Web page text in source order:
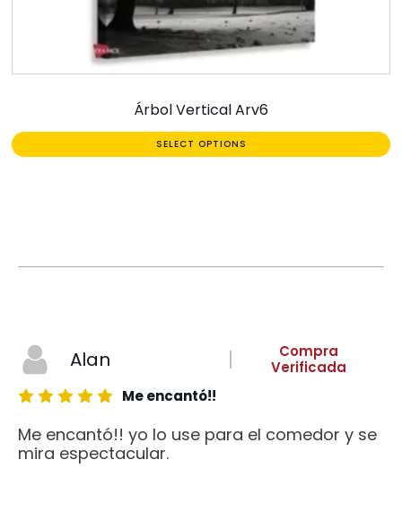
Árbol Vertical Arv6
SELECT OPTIONS
Alan
Compra
Verificada
Me encantó!!
Me encantó!! yo lo use para el comedor y se
mira espectacular.